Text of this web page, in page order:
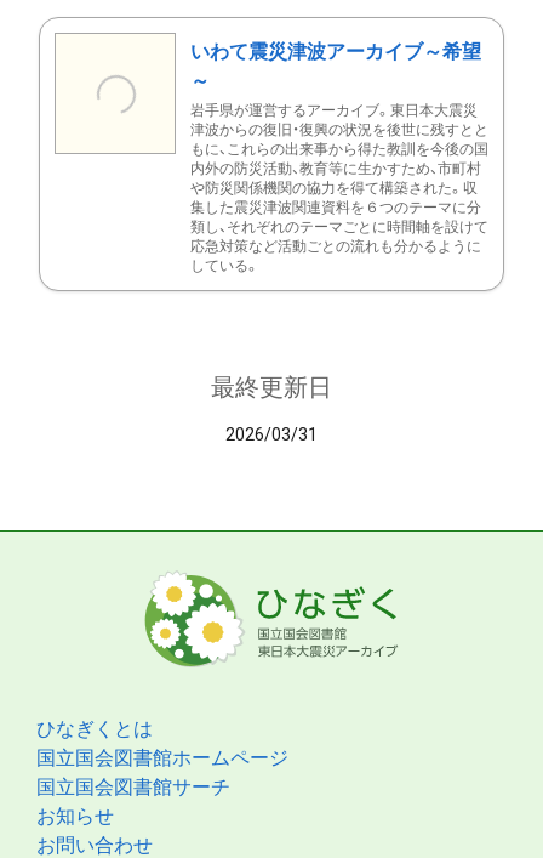
いわて震災津波アーカイブ～希望
～
岩手県が運営するアーカイブ。東日本大震災
津波からの復旧・復興の状況を後世に残すとと
もに、これらの出来事から得た教訓を今後の国
内外の防災活動、教育等に生かすため、市町村
や防災関係機関の協力を得て構築された。収
集した震災津波関連資料を６つのテーマに分
類し、それぞれのテーマごとに時間軸を設けて
応急対策など活動ごとの流れも分かるように
している。
最終更新日
2026/03/31
ひなぎくとは
国立国会図書館ホームページ
国立国会図書館サーチ
お知らせ
お問い合わせ